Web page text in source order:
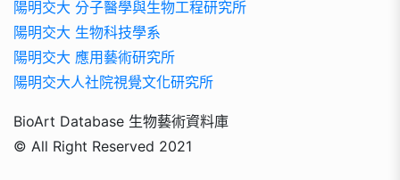
陽明交大 分子醫學與生物工程研究所
陽明交大 生物科技學系
陽明交大 應用藝術研究所
陽明交大人社院視覺文化研究所
BioArt Database 生物藝術資料庫
© All Right Reserved 2021